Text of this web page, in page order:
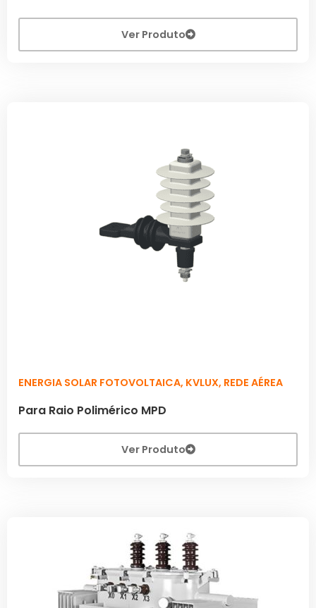
Ver Produto
ENERGIA SOLAR FOTOVOLTAICA, KVLUX, REDE AÉREA
Para Raio Polimérico MPD
Ver Produto